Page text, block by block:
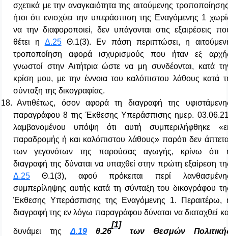
σχετικά με την αναγκαιότητα της αιτούμενης
ήτοι ότι ενισχύει την υπεράσπιση της Εναγόμενης 1
να την διαφοροποιεί, δεν υπάγονται στις εξαιρέσεις
θέτει η Δ.25Θ.1(3). Εν πάση περιπτώσει, η
τροποποίηση αφορά ισχυρισμούς που ήταν εξ
γνωστοί στην Αιτήτρια ώστε να μη συνδέονται, κατά
κρίση μου, με την έννοια του καλόπιστου λάθους κατά
σύνταξη της δικογραφίας.
18.
Αντιθέτως, όσον αφορά τη διαγραφή της
παραγράφου 8 της Έκθεσης Υπεράσπισης ημερ.
λαμβανομένου υπόψη ότι αυτή συμπεριλήφθηκε
παραδρομής ή και καλόπιστου λάθους» παρότι δεν
των γεγονότων της παρούσας αγωγής, κρίνω ότι
διαγραφή της δύναται να υπαχθεί στην πρώτη εξαίρεση
Δ.25Θ.1(3), αφού πρόκειται περί
συμπερίληψης αυτής κατά τη σύνταξη του δικογράφου
Έκθεσης Υπεράσπισης της Εναγόμενης 1. Περαιτέρω,
διαγραφή της εν λόγω παραγράφου δύναται να διαταχθεί
δυνάμει της Δ.19θ.26
[1]
των Θεσμών